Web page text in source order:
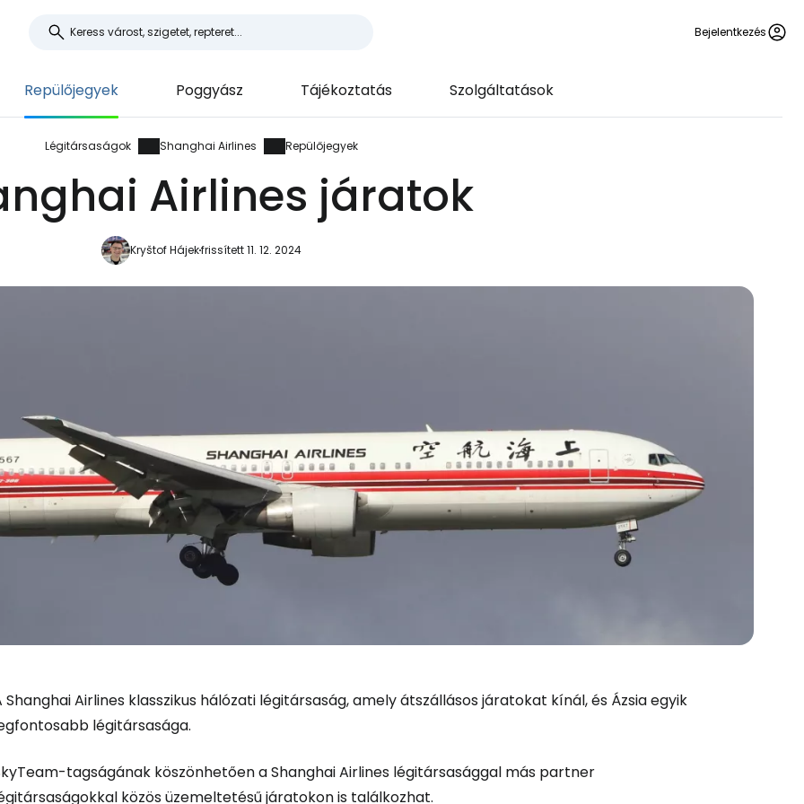
Bejelentkezés
Repülőjegyek Poggyász Tájékoztatás Szolgáltatások
Légitársaságok Shanghai Airlines Repülőjegyek
Airlines járatok
Kryštof Hájekfrissített 11. 12. 2024
Shanghai Airlines klasszikus hálózati légitársaság, amely átszállásos járatokat kínál, és Ázsia egyik
légitársasága.
tagságának köszönhetően a Shanghai Airlines légitársasággal más partner
közös üzemeltetésű járatokon is találkozhat.